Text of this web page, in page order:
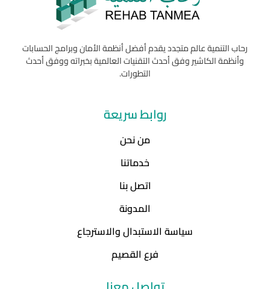
رحاب التنمية عالم متجدد يقدم أفضل أنظمة الأمان وبرامج الحسابات
وأنظمة الكاشير وفق أحدث التقنيات العالمية بخبراته ووفق أحدث
التطورات.
روابط سريعة
من نحن
خدماتنا
اتصل بنا
المدونة
سياسة الاستبدال والاسترجاع
فرع القصيم